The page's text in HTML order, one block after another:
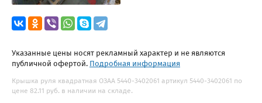
Указанные цены носят рекламный характер и не являются
публичной офертой. Подробная информация
Крышка руля квадратная ОЗАА 5440-3402061 артикул 5440-3402061 по
цене 82.11 руб. в наличии на складе.